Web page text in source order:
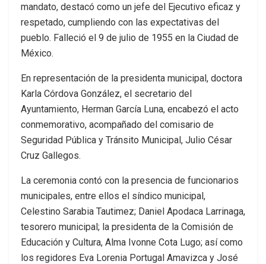
mandato, destacó como un jefe del Ejecutivo eficaz y
respetado, cumpliendo con las expectativas del
pueblo. Falleció el 9 de julio de 1955 en la Ciudad de
México.
En representación de la presidenta municipal, doctora
Karla Córdova González, el secretario del
Ayuntamiento, Herman García Luna, encabezó el acto
conmemorativo, acompañado del comisario de
Seguridad Pública y Tránsito Municipal, Julio César
Cruz Gallegos.
La ceremonia contó con la presencia de funcionarios
municipales, entre ellos el síndico municipal,
Celestino Sarabia Tautimez; Daniel Apodaca Larrinaga,
tesorero municipal; la presidenta de la Comisión de
Educación y Cultura, Alma Ivonne Cota Lugo; así como
los regidores Eva Lorenia Portugal Amavizca y José